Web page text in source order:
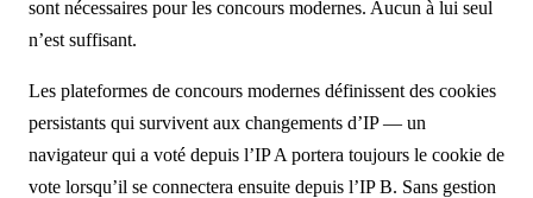
sont nécessaires pour les concours modernes. Aucun à lui seul
n’est suffisant.
Les plateformes de concours modernes définissent des cookies
persistants qui survivent aux changements d’IP — un
navigateur qui a voté depuis l’IP A portera toujours le cookie de
vote lorsqu’il se connectera ensuite depuis l’IP B. Sans gestion